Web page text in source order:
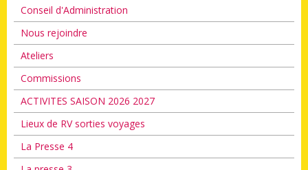
Conseil d'Administration
Nous rejoindre
Ateliers
Commissions
ACTIVITES SAISON 2026 2027
Lieux de RV sorties voyages
La Presse 4